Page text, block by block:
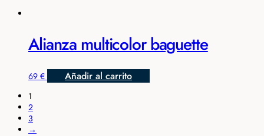
Alianza multicolor baguette
69 € Añadir al carrito
1
2
3
→